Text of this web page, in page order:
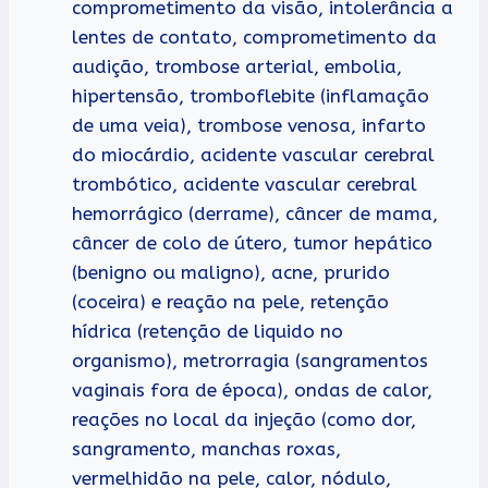
comprometimento da visão, intolerância a
lentes de contato, comprometimento da
audição, trombose arterial, embolia,
hipertensão, tromboflebite (inflamação
de uma veia), trombose venosa, infarto
do miocárdio, acidente vascular cerebral
trombótico, acidente vascular cerebral
hemorrágico (derrame), câncer de mama,
câncer de colo de útero, tumor hepático
(benigno ou maligno), acne, prurido
(coceira) e reação na pele, retenção
hídrica (retenção de liquido no
organismo), metrorragia (sangramentos
vaginais fora de época), ondas de calor,
reações no local da injeção (como dor,
sangramento, manchas roxas,
vermelhidão na pele, calor, nódulo,